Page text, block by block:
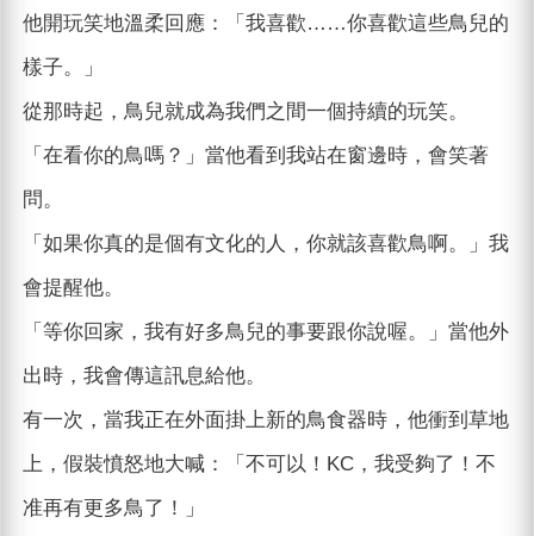
他開玩笑地溫柔回應：「我喜歡……你喜歡這些鳥兒的
樣子。」
從那時起，鳥兒就成為我們之間一個持續的玩笑。
「在看你的鳥嗎？」當他看到我站在窗邊時，會笑著
問。
「如果你真的是個有文化的人，你就該喜歡鳥啊。」我
會提醒他。
「等你回家，我有好多鳥兒的事要跟你說喔。」當他外
出時，我會傳這訊息給他。
有一次，當我正在外面掛上新的鳥食器時，他衝到草地
上，假裝憤怒地大喊：「不可以！KC，我受夠了！不
准再有更多鳥了！」